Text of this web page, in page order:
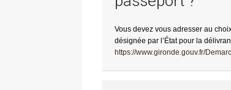
Vous devez vous adresser au
désignée par l’État pour la
https://www.gironde.gouv.fr/